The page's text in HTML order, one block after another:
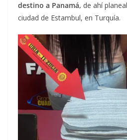
destino a Panamá, de ahí
ciudad de Estambul, en Turquía.